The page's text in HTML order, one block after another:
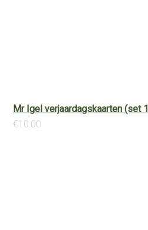
Mr Igel verjaardagskaarten (set
€10.00